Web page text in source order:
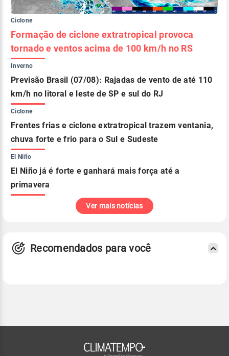
Ciclone
Formação de ciclone extratropical provoca
tornado e ventos acima de 100 km/h no RS
Inverno
Previsão Brasil (07/08): Rajadas de vento de até 110
km/h no litoral e leste de SP e sul do RJ
Ciclone
Frentes frias e ciclone extratropical trazem ventania,
chuva forte e frio para o Sul e Sudeste
El Niño
El Niño já é forte e ganhará mais força até a
primavera
Ver mais notícias
Recomendados para você